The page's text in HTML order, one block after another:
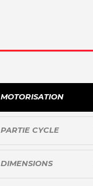
MOTORISATION
PARTIE CYCLE
DIMENSIONS